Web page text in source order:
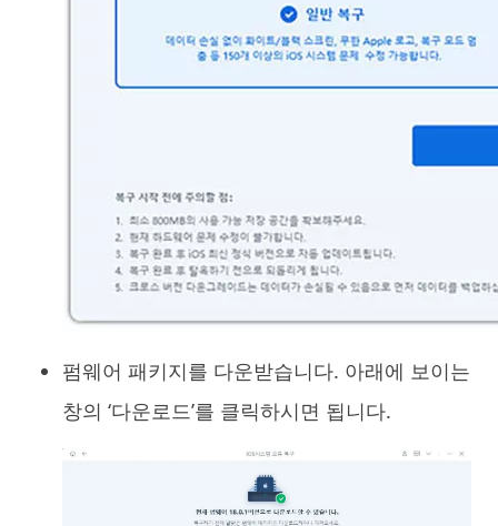
펌웨어 패키지를 다운받습니다. 아래에 보이는
창의 ‘다운로드’를 클릭하시면 됩니다.